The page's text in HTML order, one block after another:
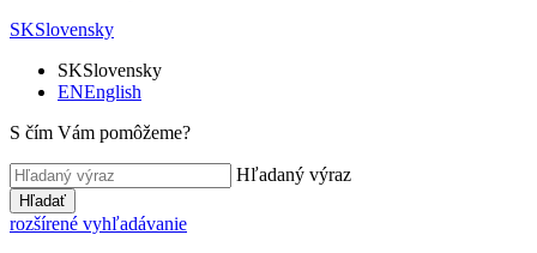
SKSlovensky
SKSlovensky
ENEnglish
S čím Vám pomôžeme?
Hľadaný výraz
Hľadať
rozšírené vyhľadávanie